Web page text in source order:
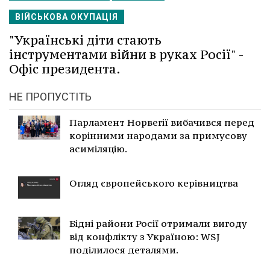
ВІЙСЬКОВА ОКУПАЦІЯ
"Українські діти стають
інструментами війни в руках Росії" -
Офіс президента.
НЕ ПРОПУСТІТЬ
Парламент Норвегії вибачився перед
корінними народами за примусову
асиміляцію.
Огляд європейського керівництва
Бідні райони Росії отримали вигоду
від конфлікту з Україною: WSJ
поділилося деталями.